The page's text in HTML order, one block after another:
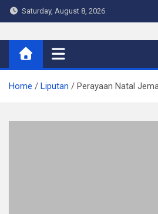
Skip
to
Saturday, August 8, 2026
Warta Indo
Home Liputan Perayaan Natal